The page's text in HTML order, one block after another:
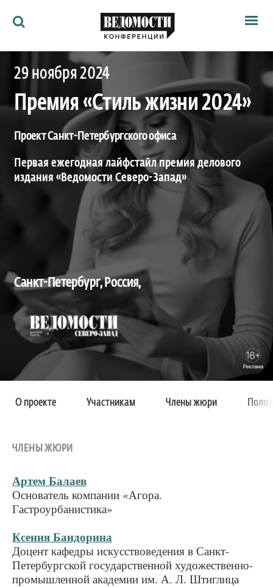
Партнёрам
О нас
Ведомости
Как потратить
29 ноября 2024
Премия «Стиль жизни 2024»
Проект Санкт-Петербургского офиса
Первая ежегодная лайфстайл премия делового
издания «Ведомости Северо-Запад»
Санкт-Петербург, Россия,
О проекте Участникам Члены жюри
ЧЛЕНЫ ЖЮРИ
Артем Балаев
Основатель компании «Агора.
Гастроурбанистика»
Ксения Бандорина
Доцент кафедры искусствоведения в Санкт-
Петербургской государственной художественно-
промышленной академии им. А. Л. Штиглица